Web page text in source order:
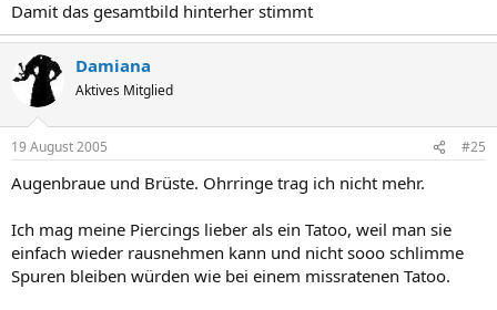
Damit das gesamtbild hinterher stimmt
Damiana
Aktives Mitglied
19 August 2005 #25
Augenbraue und Brüste. Ohrringe trag ich nicht mehr.
Ich mag meine Piercings lieber als ein Tatoo, weil man sie
einfach wieder rausnehmen kann und nicht sooo schlimme
Spuren bleiben würden wie bei einem missratenen Tatoo.